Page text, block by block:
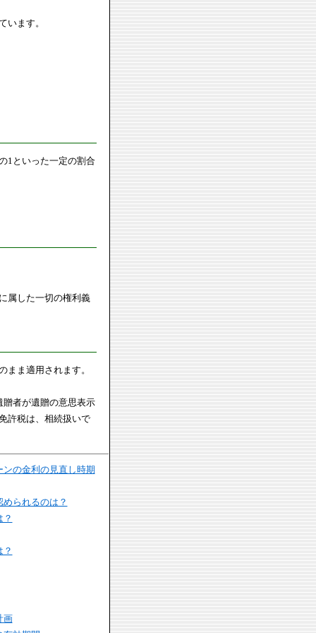
います。
1といった一定の割合
属した一切の権利義
ま適用されます。
者が遺贈の意思表示
許税は、相続扱いで
の金利の見直し時期
られるのは？
画